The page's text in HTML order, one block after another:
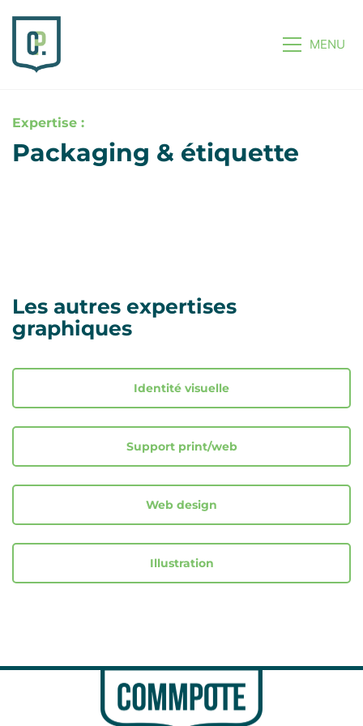
MENU
Expertise :
Packaging & étiquette
Les autres expertises
graphiques
Identité visuelle
Support print/web
Web design
Illustration